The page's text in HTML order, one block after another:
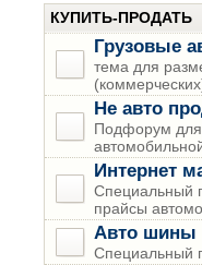
КУПИТЬ-ПРОДАТЬ
Грузовые
тема для
Не авто
Подфорум для
Интернет
Специальный
прайсы
Авто шины
Специальный